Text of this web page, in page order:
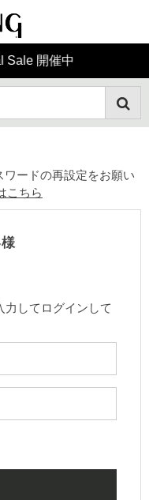
開催中
ワードの再設定をお願い
こちら
力してログインして